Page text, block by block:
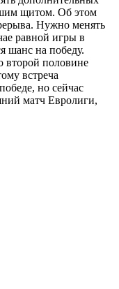
щитом. Об этом
Нужно менять
равной игры в
шанс на победу.
второй половине
встреча
но сейчас
матч Евролиги,